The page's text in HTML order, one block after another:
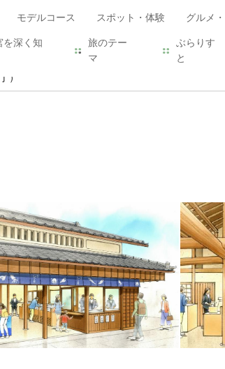
モデルコース スポット・体験 グルメ
を深く知
旅のテー
マ
ぶらりす
と
）